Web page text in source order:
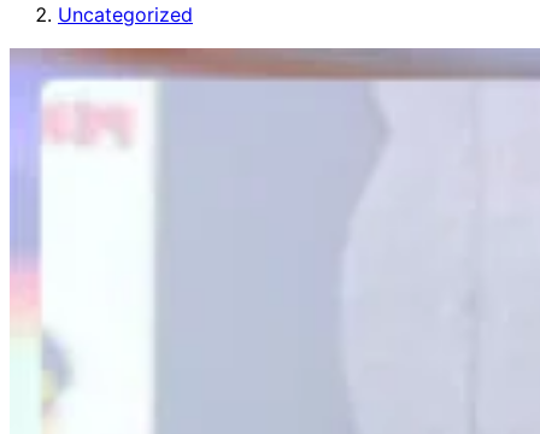
Uncategorized